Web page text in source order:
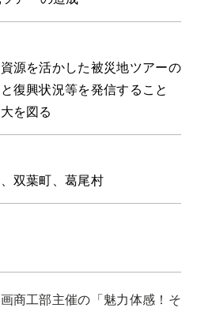
源を活かした被災地ツアーの
復興状況等を発信すること
を図る
双葉町、葛尾村
商工部主催の「魅力体感！そ